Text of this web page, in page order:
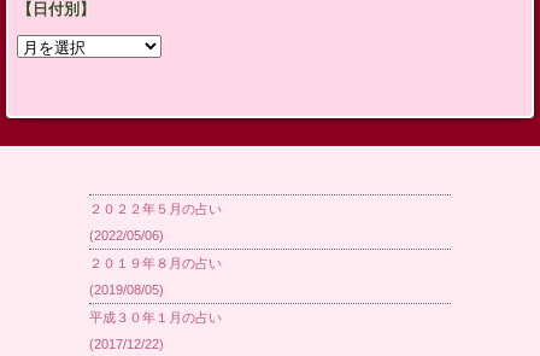
【日付別】
【日
２０２２年５月の占い
(2022/05/06)
２０１９年８月の占い
(2019/08/05)
平成３０年１月の占い
(2017/12/22)